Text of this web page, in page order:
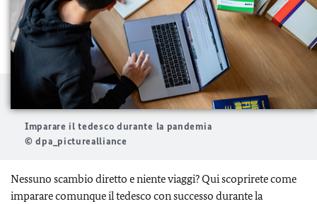
Imparare il tedesco durante la pandemia
© dpa_picturealliance
Nessuno scambio diretto e niente viaggi? Qui scoprirete come
imparare comunque il tedesco con successo durante la